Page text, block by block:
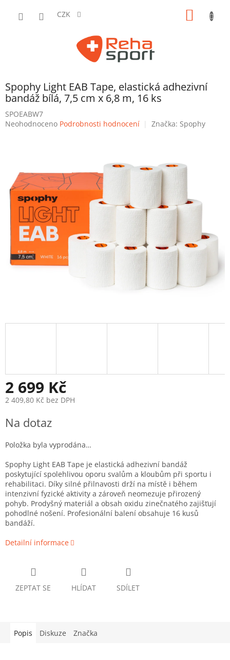
CZK
Spophy Light EAB Tape, elastická adhezivní
bandáž bílá, 7,5 cm x 6,8 m, 16 ks
SPOEABW7
Průměrné
hvězdiček.
Neohodnoceno Podrobnosti hodnocení Značka: Spophy
2 699 Kč
2 409,80 Kč bez DPH
cena:
Na dotaz
Položka byla vyprodána…
Spophy Light EAB Tape je elastická adhezivní bandáž
poskytující spolehlivou oporu svalům a kloubům při sportu i
rehabilitaci. Díky silné přilnavosti drží na místě i během
intenzivní fyzické aktivity a zároveň neomezuje přirozený
pohyb. Prodyšný materiál a obsah oxidu zinečnatého zajišťují
pohodlné nošení. Profesionální balení obsahuje 16 kusů
bandáží.
Detailní informace
ZEPTAT SE HLÍDAT SDÍLET
Popis Diskuze Značka